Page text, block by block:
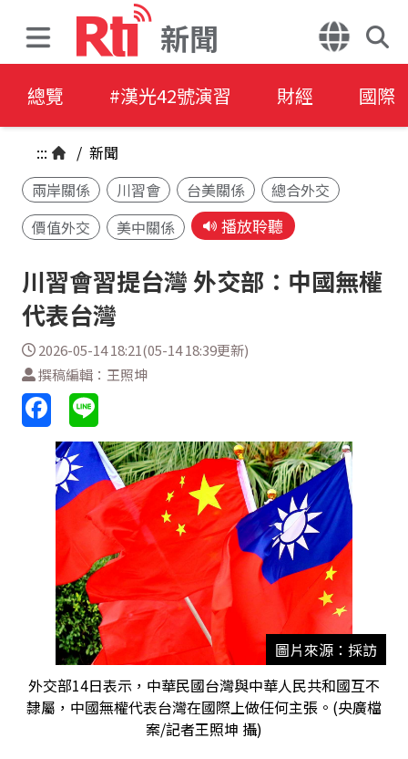
新聞
總覽 #漢光42號演習 財經 國際
::: / 新聞
兩岸關係
川習會 台美關係
總合外交
價值外交
美中關係 播放聆聽
川習會習提台灣 外交部：中國無權
代表台灣
2026-05-14 18:21(05-14 18:39更新)
撰稿編輯：王照坤
圖片來源：採訪
外交部14日表示，中華民國台灣與中華人民共和國互不
隸屬，中國無權代表台灣在國際上做任何主張。(央廣檔
案/記者王照坤 攝)